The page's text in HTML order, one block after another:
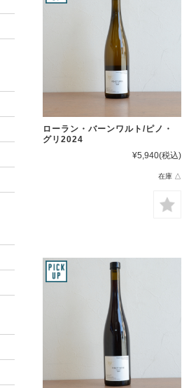
ローラン・バーンワルト/ピノ・
グリ2024
¥5,940(税込)
在庫 △